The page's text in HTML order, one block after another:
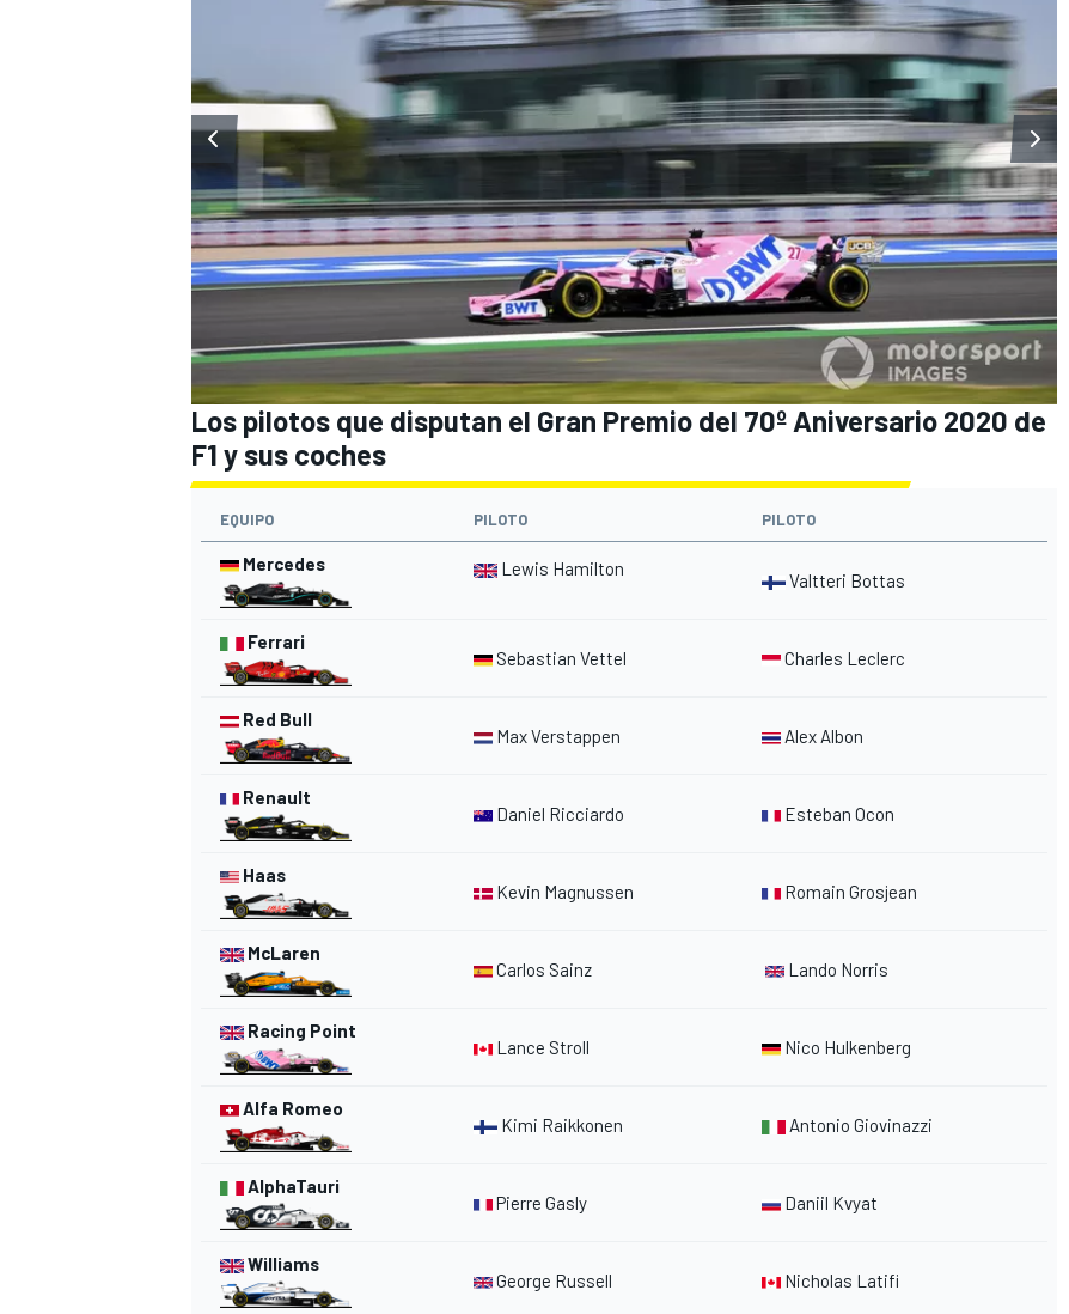
Los pilotos que disputan el Gran Premio del 70º Aniversario 2020 de
F1 y sus coches
EQUIPO PILOTO PILOTO
Mercedes Lewis Hamilton
Valtteri Bottas
Ferrari
Sebastian Vettel Charles Leclerc
Red Bull
Max Verstappen Alex Albon
Renault
Daniel Ricciardo Esteban Ocon
Haas
Kevin Magnussen Romain Grosjean
McLaren
Carlos Sainz Lando Norris
Racing Point
Lance Stroll Nico Hulkenberg
Alfa Romeo
Kimi Raikkonen Antonio Giovinazzi
AlphaTauri
Pierre Gasly Daniil Kvyat
Williams
George Russell Nicholas Latifi